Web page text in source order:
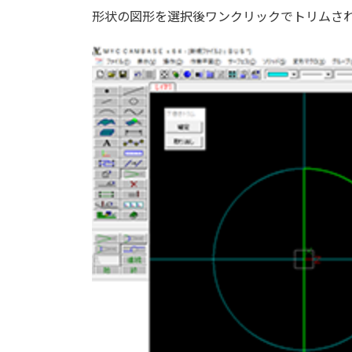
形状の図形を選択後ワンクリックでトリムさ